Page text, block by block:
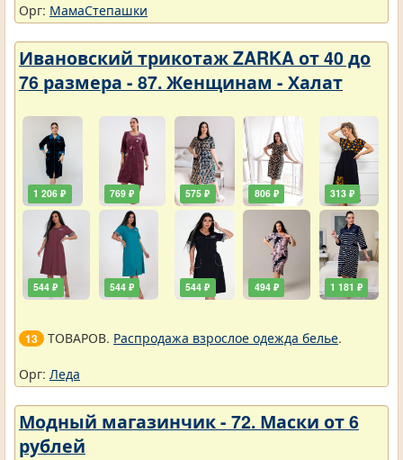
Орг: МамаСтепашки
Ивановский трикотаж ZARKA от 40 до
76 размера - 87. Женщинам - Халат
1 206 ₽
544 ₽
769 ₽
544 ₽
575 ₽
544 ₽
806 ₽
494 ₽
313 ₽
1 181 ₽
13 ТОВАРОВ. Распродажа взрослое одежда белье.
Орг: Леда
Модный магазинчик - 72. Маски от 6
рублей